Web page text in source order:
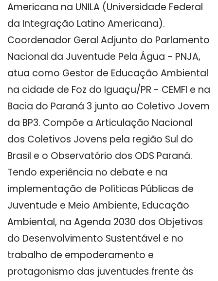
Americana na UNILA (Universidade Federal
da Integração Latino Americana).
Coordenador Geral Adjunto do Parlamento
Nacional da Juventude Pela Água - PNJA,
atua como Gestor de Educação Ambiental
na cidade de Foz do Iguaçu/PR - CEMFI e na
Bacia do Paraná 3 junto ao Coletivo Jovem
da BP3. Compõe a Articulação Nacional
dos Coletivos Jovens pela região Sul do
Brasil e o Observatório dos ODS Paraná.
Tendo experiência no debate e na
implementação de Políticas Públicas de
Juventude e Meio Ambiente, Educação
Ambiental, na Agenda 2030 dos Objetivos
do Desenvolvimento Sustentável e no
trabalho de empoderamento e
protagonismo das juventudes frente às